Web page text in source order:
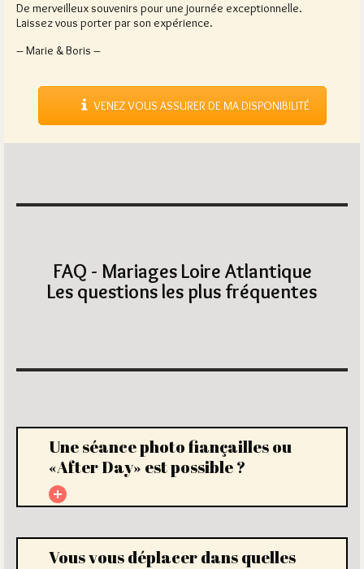
De merveilleux souvenirs pour une journée exceptionnelle.
Laissez vous porter par son expérience.
– Marie & Boris –
VENEZ VOUS ASSURER DE MA DISPONIBILITÉ
FAQ - Mariages Loire Atlantique
Les questions les plus fréquentes
Une séance photo fiançailles ou
«After Day» est possible ?
Vous vous déplacer dans quelles